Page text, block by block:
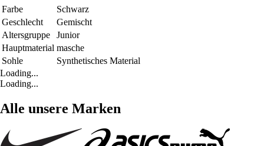
Farbe
Schwarz
Geschlecht
Gemischt
Altersgruppe
Junior
Hauptmaterial masche
Sohle
Synthetisches Material
Loading...
Loading...
Alle unsere Marken